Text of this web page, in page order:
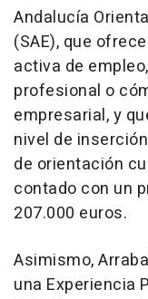
Andalucía
(SAE), que
activa de
profesional o
empresarial, y
nivel de
de orientación
contado con un
207.000 euros.
Asimismo,
una Experiencia